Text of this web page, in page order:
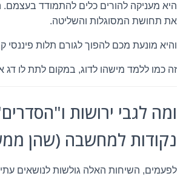
היא מעניקה להורים כלים להתמודד בעצמם.
את תחושת המסוגלות והשליטה.
והיא מונעת מכם להפוך לגורם תלות פיננסי
זה כמו ללמד מישהו לדוג, במקום לתת לו דג
נקודות למחשבה (שהן
לפעמים, השיחות האלה גולשות לנושאים